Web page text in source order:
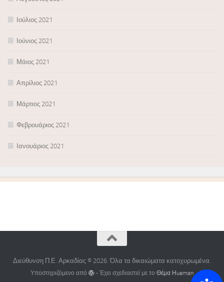
Ιούλιος 2021
Ιούνιος 2021
Μάιος 2021
Απρίλιος 2021
Μάρτιος 2021
Φεβρουάριος 2021
Ιανουάριος 2021
Διεύθυνση Π.Ε. Αρκαδίας © 2026. Όλα τα δικαιώματα κατοχυρωμένα.
Υποστηριζόμενο από - Έχει σχεδιαστεί με τοΘέμα Ηueman